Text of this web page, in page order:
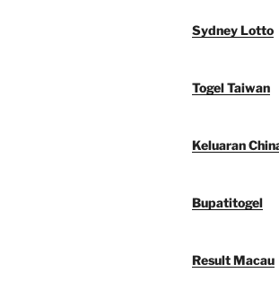
Sydney Lotto
Togel Taiwan
Keluaran
Bupatitogel
Result Macau